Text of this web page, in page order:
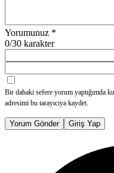
Yorumunuz *
0/30 karakter
Bir dahaki sefere yorum yaptığımda
adresimi bu tarayıcıya kaydet.
Yorum Gönder Giriş Yap